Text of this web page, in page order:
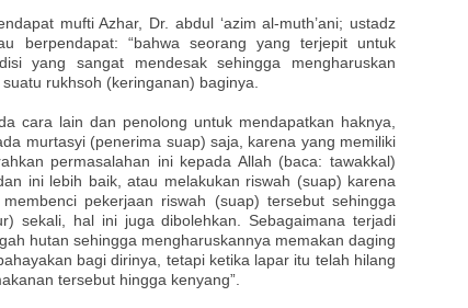
mufti Azhar, Dr. abdul ‘azim al-muth’ani; ustadz
berpendapat: “bahwa seorang yang terjepit untuk
yang sangat mendesak sehingga mengharuskan
rukhsoh (keringanan) baginya.
cara lain dan penolong untuk mendapatkan haknya,
murtasyi (penerima suap) saja, karena yang memiliki
permasalahan ini kepada Allah (baca: tawakkal)
ini lebih baik, atau melakukan riswah (suap) karena
pekerjaan riswah (suap) tersebut sehingga
sekali, hal ini juga dibolehkan. Sebagaimana terjadi
hutan sehingga mengharuskannya memakan daging
bagi dirinya, tetapi ketika lapar itu telah hilang
tersebut hingga kenyang”.